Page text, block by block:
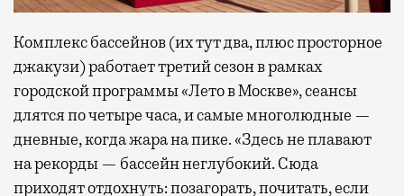
Комплекс бассейнов (их тут два, плюс просторное
джакузи) работает третий сезон в рамках
городской программы «Лето в Москве», сеансы
длятся по четыре часа, и самые многолюдные —
дневные, когда жара на пике. «Здесь не плавают
на рекорды — бассейн неглубокий. Сюда
приходят отдохнуть: позагорать, почитать, если